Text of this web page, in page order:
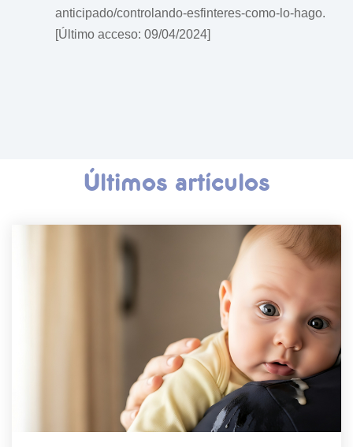
anticipado/controlando-esfinteres-como-lo-hago.
[Último acceso: 09/04/2024]
Últimos artículos